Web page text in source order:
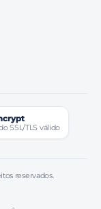
SSL/TLS válido
reservados.